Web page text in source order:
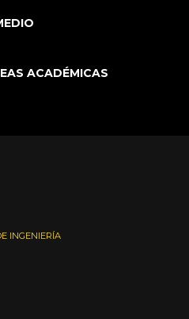
ACADÉMICAS
INGENIERÍA